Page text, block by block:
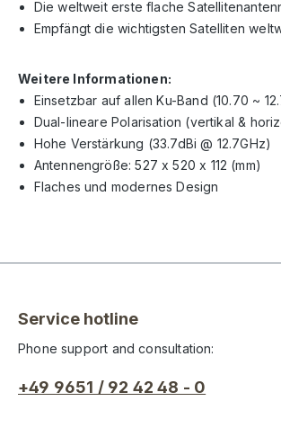
Die weltweit erste flache
Empfängt die wichtigsten Satelliten
Weitere Informationen:
Einsetzbar auf allen Ku-Band (10.70 ~
Dual-lineare Polarisation (vertikal &
Hohe Verstärkung (33.7dBi @ 12.7GHz)
Antennengröße: 527 x 520 x 112 (mm)
Flaches und modernes Design
Service hotline
Phone support and consultation:
+49 9651 / 92 42 48 - 0